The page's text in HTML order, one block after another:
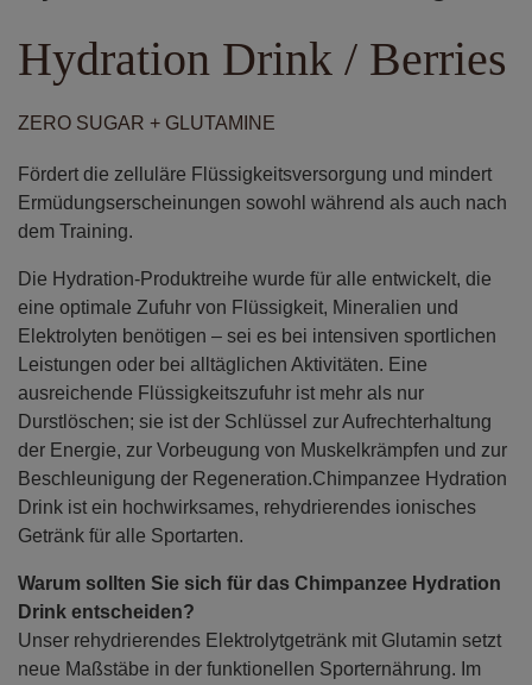
Hydration Drink / Berries
ZERO SUGAR + GLUTAMINE
Fördert die zelluläre Flüssigkeitsversorgung und mindert
Ermüdungserscheinungen sowohl während als auch nach
dem Training.
Die Hydration-Produktreihe wurde für alle entwickelt, die
eine optimale Zufuhr von Flüssigkeit, Mineralien und
Elektrolyten benötigen – sei es bei intensiven sportlichen
Leistungen oder bei alltäglichen Aktivitäten. Eine
ausreichende Flüssigkeitszufuhr ist mehr als nur
Durstlöschen; sie ist der Schlüssel zur Aufrechterhaltung
der Energie, zur Vorbeugung von Muskelkrämpfen und zur
Beschleunigung der Regeneration.Chimpanzee Hydration
Drink ist ein hochwirksames, rehydrierendes ionisches
Getränk für alle Sportarten.
Warum sollten Sie sich für das Chimpanzee Hydration
Drink entscheiden?
Unser rehydrierendes Elektrolytgetränk mit Glutamin setzt
neue Maßstäbe in der funktionellen Sporternährung. Im